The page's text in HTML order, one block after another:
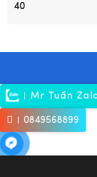
40
Mr Tuấn
0849568899